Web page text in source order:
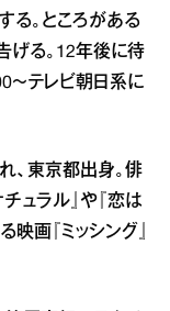
る。ところがある
げる。12年後に待
～テレビ朝日系に
、東京都出身。俳
ュラル』や『恋は
画『ミッシング』